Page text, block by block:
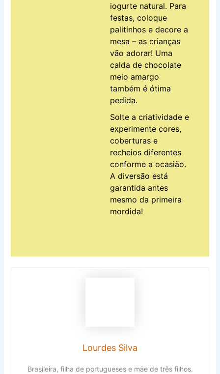
iogurte natural. Para
festas, coloque
palitinhos e decore a
mesa – as crianças
vão adorar! Uma
calda de chocolate
meio amargo
também é ótima
pedida.
Solte a criatividade e
experimente cores,
coberturas e
recheios diferentes
conforme a ocasião.
A diversão está
garantida antes
mesmo da primeira
mordida!
Lourdes Silva
Brasileira, filha de portugueses e mãe de três filhos.